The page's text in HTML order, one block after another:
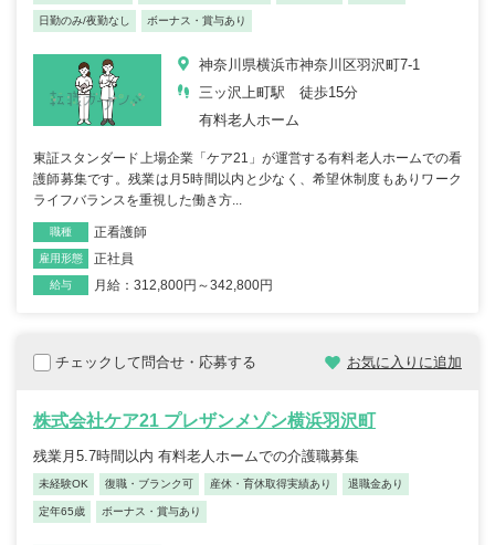
日勤のみ/夜勤なし ボーナス・賞与あり
神奈川県横浜市神奈川区羽沢町7-1
三ッ沢上町駅 徒歩15分
有料老人ホーム
東証スタンダード上場企業「ケア21」が運営する有料老人ホームでの看
護師募集です。残業は月5時間以内と少なく、希望休制度もありワーク
ライフバランスを重視した働き方...
職種 正看護師
雇用形態 正社員
給与 月給：312,800円～342,800円
チェックして問合せ・応募する お気に入りに追加
株式会社ケア21 プレザンメゾン横浜羽沢町
残業月5.7時間以内 有料老人ホームでの介護職募集
未経験OK 復職・ブランク可 産休・育休取得実績あり 退職金あり
定年65歳 ボーナス・賞与あり